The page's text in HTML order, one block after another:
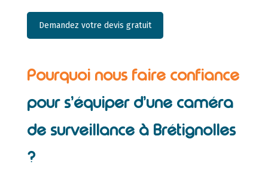
Demandez votre devis gratuit
Pourquoi nous faire confiance
pour s’équiper d’une caméra
de surveillance à Brétignolles
?